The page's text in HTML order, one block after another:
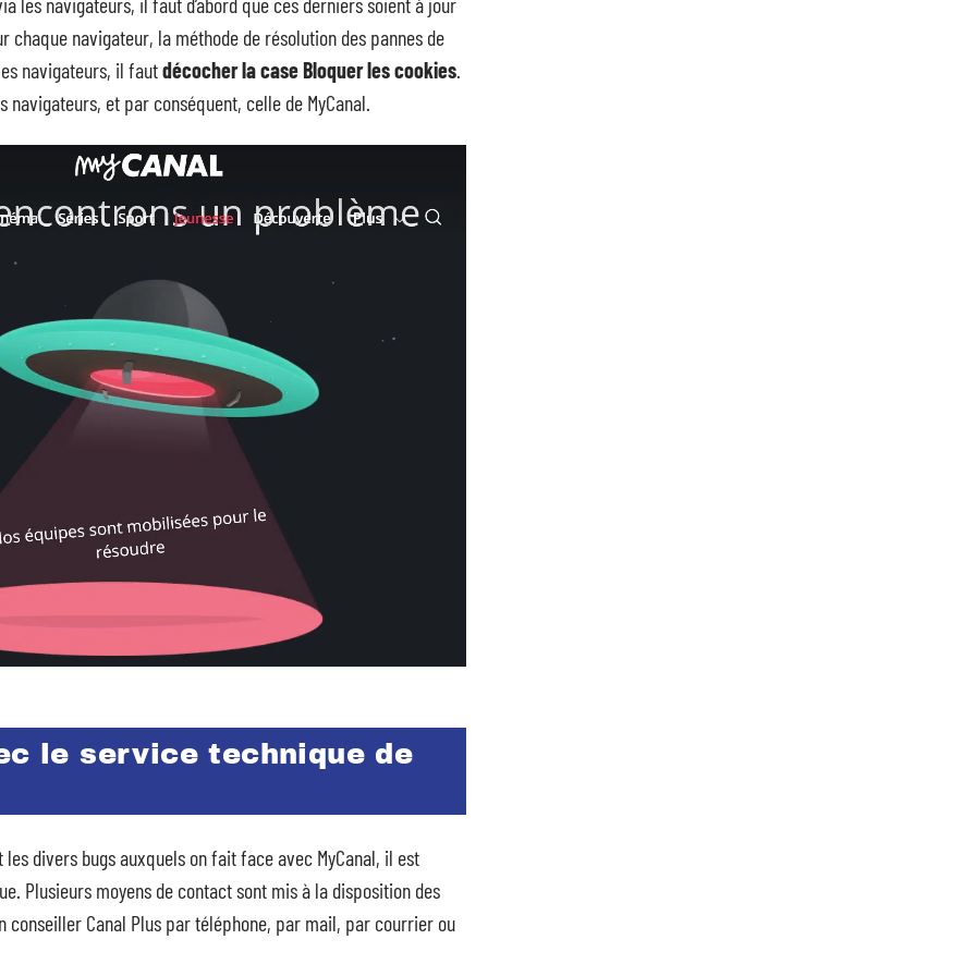
chaque navigateur, la méthode de résolution des pannes de
navigateurs, il fautdécocher la case Bloquer les cookies.
et par conséquent, celle de MyCanal.
le service technique de
divers bugs auxquels on fait face avec MyCanal, il est
Plusieurs moyens de contact sont mis à la disposition des
Canal Plus par téléphone, par mail, par courrier ou